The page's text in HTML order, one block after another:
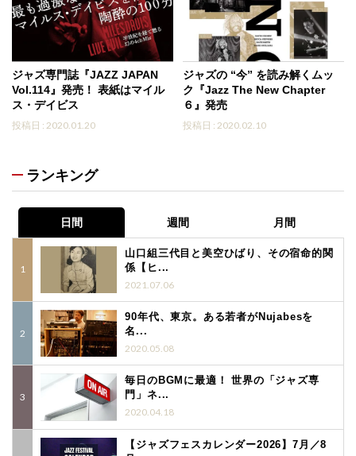
ジャズ専門誌『JAZZ JAPAN
Vol.114』発売！ 表紙はマイル
ス・デイビス
投稿日 : 2020.01.20
ジャズの “今” を読み解くムッ
ク『Jazz The New Chapter
６』発売
投稿日 : 2020.02.10
ランキング
日間 週間 月間
山口組三代目と美空ひばり、その宿命的関
係【ヒ...
2021.07.06
90年代、東京。ある若者がNujabesを
名...
2020.05.08
毎日のBGMに最適！ 世界の「ジャズ専
門」ネ...
2020.04.18
【ジャズフェスカレンダー2026】7月／8